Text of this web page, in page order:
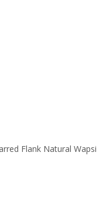
Flank Natural Wapsi